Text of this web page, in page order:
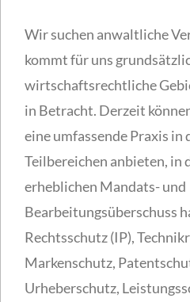
Wir suchen anwaltliche
kommt für uns
wirtschaftsrechtliche
in Betracht. Derzeit
eine umfassende Praxis in
Teilbereichen anbieten, in
erheblichen Mandats- und
Bearbeitungsüberschuss
Rechtsschutz (IP),
Markenschutz,
Urheberschutz,